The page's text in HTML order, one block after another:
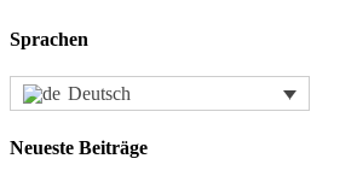
Sprachen
Deutsch
Neueste Beiträge